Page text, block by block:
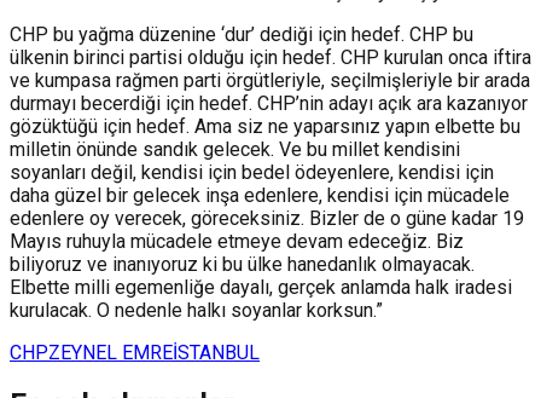
CHP bu yağma düzenine ‘dur’ dediği için hedef. CHP bu
ülkenin birinci partisi olduğu için hedef. CHP kurulan onca iftira
ve kumpasa rağmen parti örgütleriyle, seçilmişleriyle bir arada
durmayı becerdiği için hedef. CHP’nin adayı açık ara kazanıyor
gözüktüğü için hedef. Ama siz ne yaparsınız yapın elbette bu
milletin önünde sandık gelecek. Ve bu millet kendisini
soyanları değil, kendisi için bedel ödeyenlere, kendisi için
daha güzel bir gelecek inşa edenlere, kendisi için mücadele
edenlere oy verecek, göreceksiniz. Bizler de o güne kadar 19
Mayıs ruhuyla mücadele etmeye devam edeceğiz. Biz
biliyoruz ve inanıyoruz ki bu ülke hanedanlık olmayacak.
Elbette milli egemenliğe dayalı, gerçek anlamda halk iradesi
kurulacak. O nedenle halkı soyanlar korksun.”
CHPZEYNEL EMREİSTANBUL